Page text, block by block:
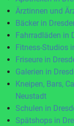
Ärztinnen und
Bäcker in
Fahrradläden in
Fitness-Studios
Friseure in
Galerien in
Kneipen, Bars,
Neustadt
Schulen in
Spätshops in